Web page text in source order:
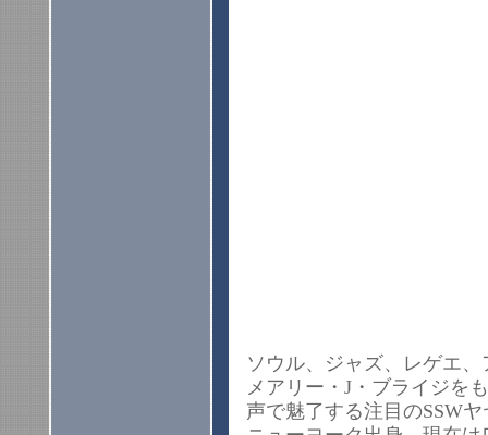
ソウル、ジャズ、レゲエ
メアリー・J・ブライジを
声で魅了する注目のSSW